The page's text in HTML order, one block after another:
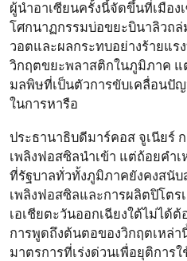
ผู้นำอาเซียนครั้งนี้จัดขึ้นที่เมือง
โศกนาฏกรรมบ่อขยะบินาลิวถ
วอตและผลกระทบอย่างร้ายแ
วิกฤตขยะพลาสติกในภูมิภาค แ
มลพิษที่เป็นตัวการขับเคลื่อนปั
ในการหารือ
ประธานาธิบดีมาร์คอส จูเนียร์
เพลิงฟอสซิลนำเข้า แต่ถ้อยคำ
ที่รัฐบาลทั่วทั้งภูมิภาคยังคงสนั
เพลิงฟอสซิลและการผลิตปิโต
เอเชียตะวันออกเฉียงใต้ไม่ได้
การพูดถึงต้นตอของวิกฤตเหล่
มาตรการที่เร่งด่วนเพื่อยุติการ